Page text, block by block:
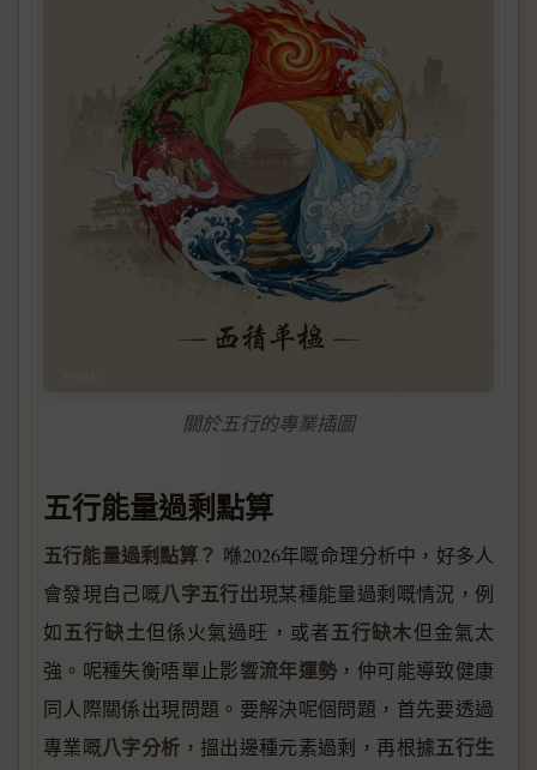
關於五行的專業插圖
五行能量過剩點算
五行能量過剩點算？ 喺2026年嘅命理分析中，好多人
會發現自己嘅八字五行出現某種能量過剩嘅情況，例
如五行缺土但係火氣過旺，或者五行缺木但金氣太
強。呢種失衡唔單止影響流年運勢 ，仲可能導致健康
同人際關係出現問題。要解決呢個問題，首先要透過
專業嘅八字分析 ，搵出邊種元素過剩，再根據五行生